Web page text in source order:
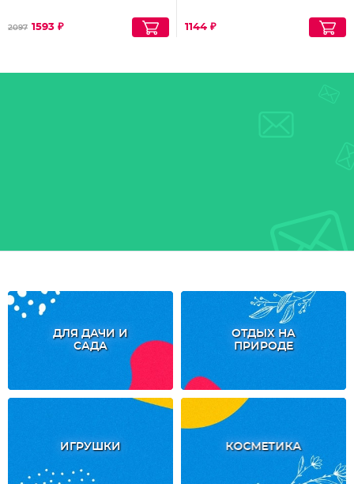
2097 1593 ₽ 1144 ₽
ДЛЯ ДАЧИ И
САДА
ОТДЫХ НА
ПРИРОДЕ
ИГРУШКИ КОСМЕТИКА